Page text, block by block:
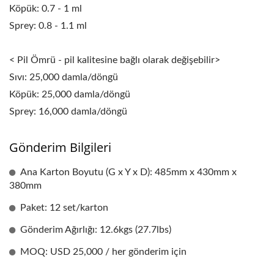
Köpük: 0.7 - 1 ml
Sprey: 0.8 - 1.1 ml
< Pil Ömrü - pil kalitesine bağlı olarak değişebilir>
Sıvı: 25,000 damla/döngü
Köpük: 25,000 damla/döngü
Sprey: 16,000 damla/döngü
Gönderim Bilgileri
Ana Karton Boyutu (G x Y x D): 485mm x 430mm x
380mm
Paket: 12 set/karton
Gönderim Ağırlığı: 12.6kgs (27.7lbs)
MOQ: USD 25,000 / her gönderim için